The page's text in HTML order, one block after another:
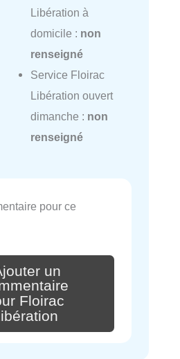
Libération à
domicile : non
renseigné
Service Floirac
Libération ouvert
dimanche : non
renseigné
pour ce
un
Floirac